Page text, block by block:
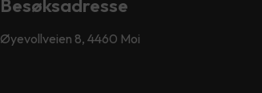
Besøksadresse
Øyevollveien 8, 4460 Moi